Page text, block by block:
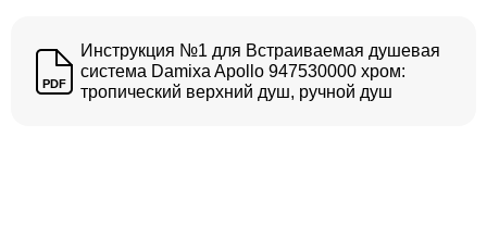
PDF
Инструкция №1 для Встраиваемая душевая
система Damixa Apollo 947530000 хром:
тропический верхний душ, ручной душ